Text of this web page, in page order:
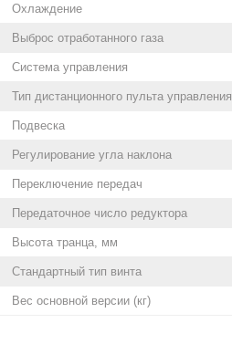
Охлаждение
Выброс отработанного газа
Система управления
Тип дистанционного пульта управления
Подвеска
Регулирование угла наклона
Переключение передач
Передаточное число редуктора
Высота транца, мм
Стандартный тип винта
Вес основной версии (кг)